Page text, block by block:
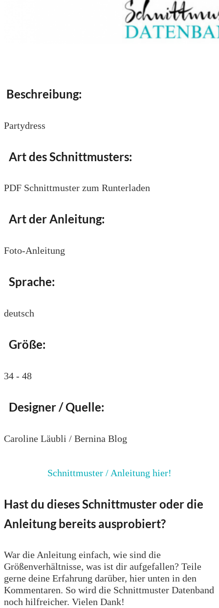
Beschreibung:
Partydress
Art des Schnittmusters:
PDF Schnittmuster zum Runterladen
Art der Anleitung:
Foto-Anleitung
Sprache:
deutsch
Größe:
34 - 48
Designer / Quelle:
Caroline Läubli / Bernina Blog
Schnittmuster / Anleitung hier!
Hast du dieses Schnittmuster oder die
Anleitung bereits ausprobiert?
War die Anleitung einfach, wie sind die
Größenverhältnisse, was ist dir aufgefallen? Teile
gerne deine Erfahrung darüber, hier unten in den
Kommentaren. So wird die Schnittmuster Datenband
noch hilfreicher. Vielen Dank!